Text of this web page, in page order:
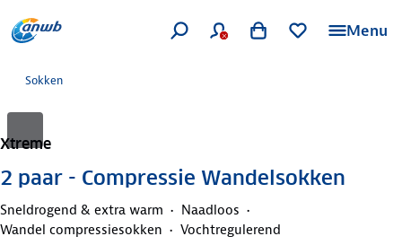
Menu
Sokken
Xtreme
2 paar - Compressie Wandelsokken
Sneldrogend & extra warm
Naadloos
Wandel compressiesokken
Vochtregulerend